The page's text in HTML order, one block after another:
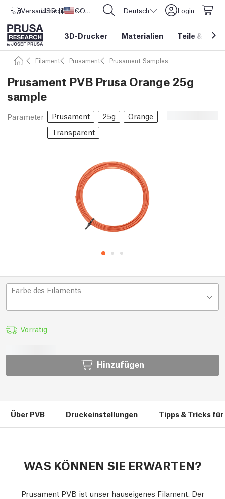
Versand nach Vereinigte Staaten
USD ($) CORE One L: Jetzt auf Lager! Deutsch Login
3D-Drucker Materialien Teile &
Filament Prusament Prusament Samples
Prusament PVB Prusa Orange 25g
sample
Parameter Prusament 25g
Orange
Transparent
Farbe des Filaments
Vorrätig
Hinzufügen
Über PVB Druckeinstellungen Tipps & Tricks
WAS KÖNNEN SIE ERWARTEN?
Prusament PVB ist unser hauseigenes Filament. Der